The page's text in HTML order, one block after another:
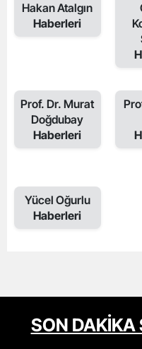
Hakan Atalgın
Haberleri
Prof. Dr. Murat
Doğdubay
Haberleri
Yücel Oğurlu
Haberleri
SON DAKİKA